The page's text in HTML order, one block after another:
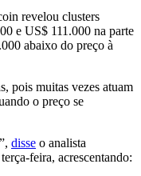
revelou clusters
e US$ 111.000 na parte
abaixo do preço à
pois muitas vezes atuam
o preço se
disse o analista
feira, acrescentando: